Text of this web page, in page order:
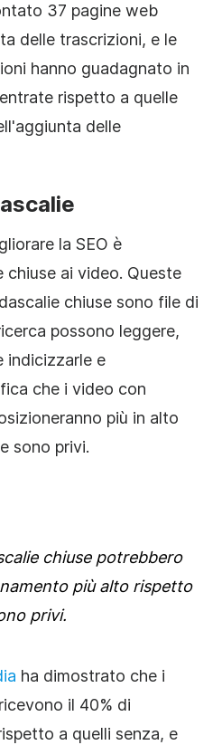
37 pagine web
delle trascrizioni, e le
hanno guadagnato in
rispetto a quelle
delle
la SEO è
chiuse ai video. Queste
chiuse sono file di
possono leggere,
indicizzarle e
che i video con
più in alto
sono privi.
chiuse potrebbero
più alto rispetto
privi.
ha dimostrato che i
il 40% di
a quelli senza, e